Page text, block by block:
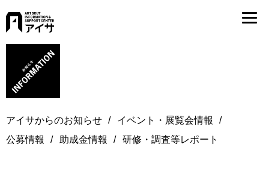
アイサからのお知らせ
イベント・展覧会情報
公募情報
助成金情報 研修・調査等レポート